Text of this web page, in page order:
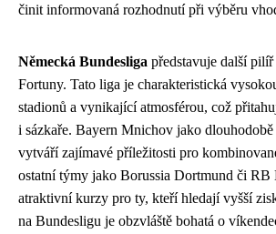
činit informovaná rozhodnutí při výběru
Německá Bundesliga představuje další
Fortuny. Tato liga je charakteristická
stadionů a vynikající atmosférou, což
i sázkaře. Bayern Mnichov jako
vytváří zajímavé příležitosti pro
ostatní týmy jako Borussia Dortmund či RB
atraktivní kurzy pro ty, kteří hledají vyšší
na Bundesligu je obzvláště bohatá o